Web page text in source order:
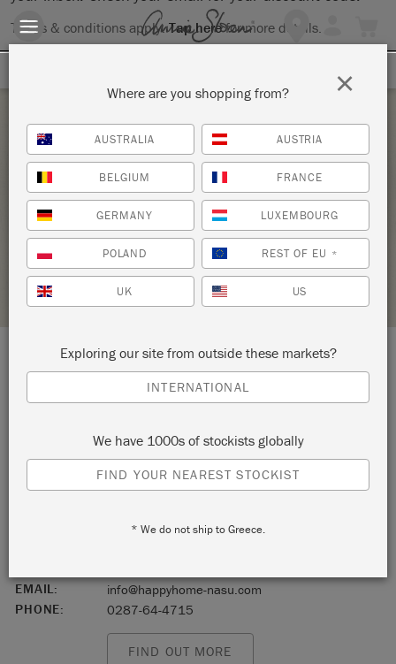
Terms & conditions apply.Tap herefor more details.
Saturday 6 February, 2021
ビッグペイントワークショップ 栃
木県那須町
HAPPY HOME
STOCKIST PROFILE
LOCATION: 5861-2 Takakukou
Japan
Saturday 6 February, 2021 1:00 pm
EMAIL:
info@happyhome-nasu.com
PHONE:
0287-64-4715
FIND OUT MORE
Where are you shopping from?
AUSTRALIA AUSTRIA
BELGIUM FRANCE
GERMANY LUXEMBOURG
POLAND REST OF EU *
UK US
Exploring our site from outside these markets?
INTERNATIONAL
We have 1000s of stockists globally
FIND YOUR NEAREST STOCKIST
* We do not ship to Greece.
×